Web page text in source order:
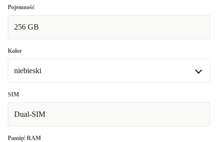
Pojemność
256 GB
Kolor
niebieski
niebieski
Dostępne w innych wariantach
czarny
SIM
Dual-SIM
Pamięć RAM